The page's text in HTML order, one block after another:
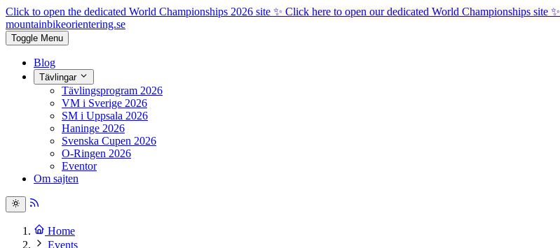
Click to open the dedicated World Championships 2026 site ✨ Click here to open our dedicated World Championships site ✨
mountainbikeorientering.se
Toggle Menu
Blog
Tävlingar
Tävlingsprogram 2026
VM i Sverige 2026
SM i Uppsala 2026
Haninge 2026
Svenska Cupen 2026
O-Ringen 2026
Eventor
Om sajten
Home
Events